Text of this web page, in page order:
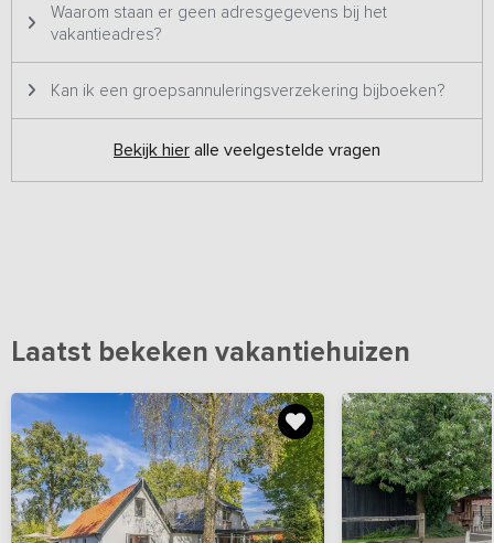
Waarom staan er geen adresgegevens bij het
vakantieadres?
Kan ik een groepsannuleringsverzekering bijboeken?
Bekijk hier alle veelgestelde vragen
Laatst bekeken vakantiehuizen